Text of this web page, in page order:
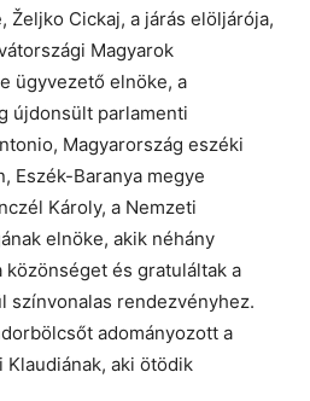
Cickaj, a járás elöljárója,
Magyarok
ügyvezető elnöke, a
újdonsült parlamenti
Magyarország eszéki
Eszék-Baranya megye
Károly, a Nemzeti
elnöke, akik néhány
és gratuláltak a
színvonalas rendezvényhez.
adományozott a
aki ötödik